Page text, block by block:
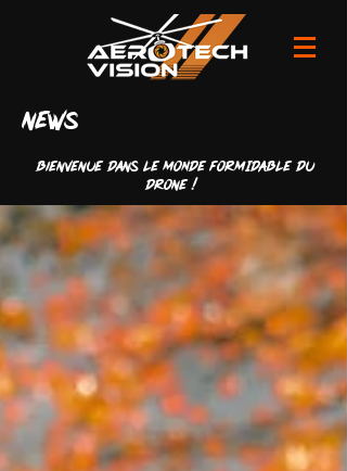
news
Bienvenue dans LE MONDE FORMIDABLE du
drone !